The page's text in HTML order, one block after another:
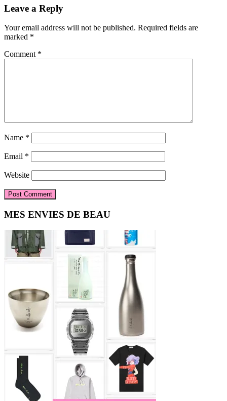
Reader
Leave a Reply
Your email address will not be published. Required fields are
marked *
Comment *
Name *
Email *
Website
Primary
Sidebar
MES ENVIES DE BEAU